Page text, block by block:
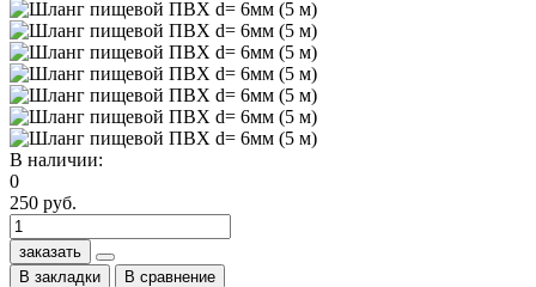
В наличии:
0
250 руб.
заказать
В закладки
В сравнение